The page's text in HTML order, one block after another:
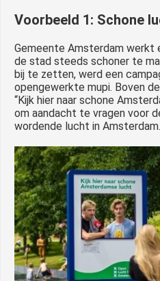
Voorbeeld 1: Schone
Gemeente Amsterdam werkt
de stad steeds schoner te
bij te zetten, werd een
opengewerkte mupi. Boven
“Kijk hier naar schone
om aandacht te vragen voor
wordende lucht in Amsterdam.